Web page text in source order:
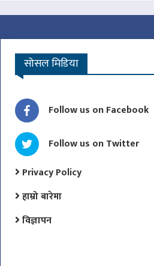
सोसल मिडिया
Follow us on Facebook
Follow us on Twitter
Privacy Policy
हाम्रो बारेमा
विज्ञापन